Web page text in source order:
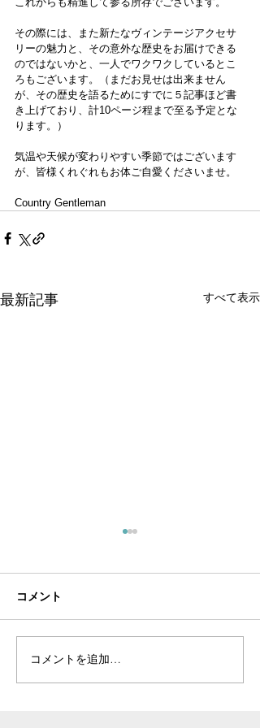
その際には、また新たなヴィンテージアクセサ
リーの魅力と、その意外な歴史をお届けできる
のではないかと、一人でワクワクしているとこ
ろもございます。（まだお見せは出来ません
が、その歴史を語るためにすでに５記事ほど書
き上げており、計10ページ程まで至る予定とな
ります。）
気温や天候が変わりやすい季節ではございます
が、皆様くれぐれもお体ご自愛くださいませ。
Country Gentleman
最新記事 すべて表示
ヴィンテージリングに隠
された「秘密の鍵」の物
コメント
コメントを追加…